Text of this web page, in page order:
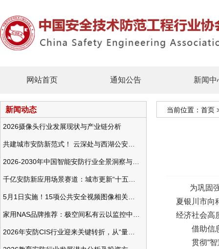
网站首页 通知公告 新闻中
新闻动态
2026摄像头行业发展现状与产业链分析
当前位置： 首页
为巩固强
夏银川市向
经济社会高
借助信息
贯彻“智慧